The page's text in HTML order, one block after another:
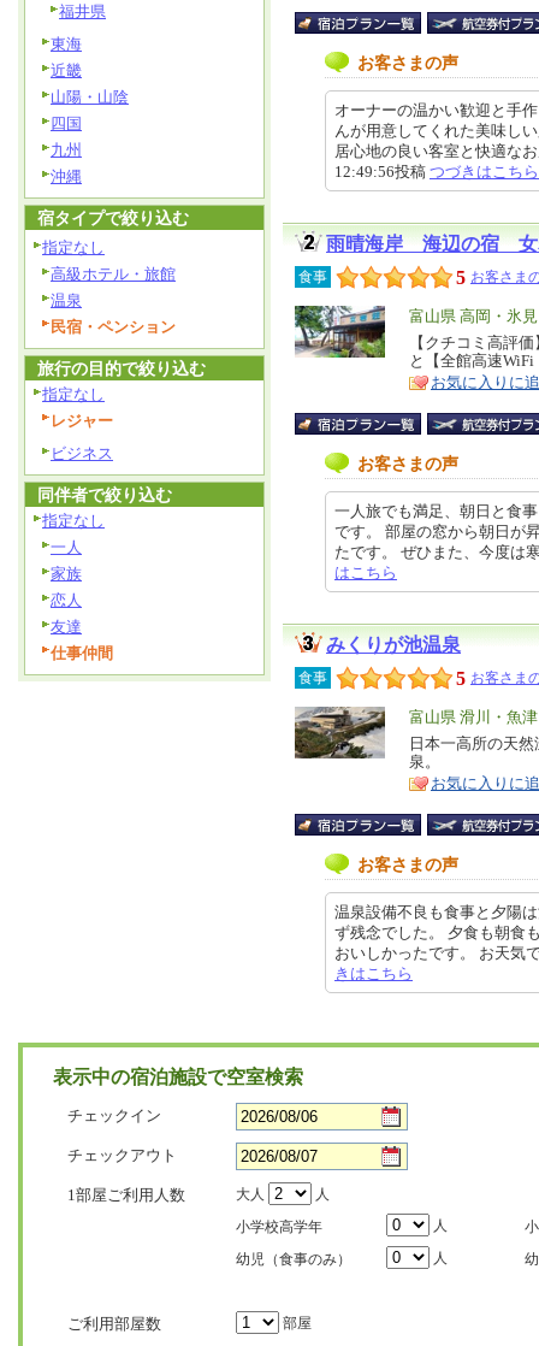
お客さまの声
オーナーの温かい歓迎と手
んが用意してくれた美味し
居心地の良い客室と快適な
12:49:56投稿 つづきはこちら
雨晴海岸 海辺の宿 女
食事 5 お客さま
エ
リ
ア
富山県 高岡・氷
特
徴
【クチコミ高評
と【全館高速
お気に入りに
お客さまの声
一人旅でも満足、朝日と食
です。 部屋の窓から朝日が
たです。 ぜひまた、今度
はこちら
みくりが池温泉
食事 5 お客さま
エ
リ
ア
富山県 滑川・魚
特
徴
日本一高所の天
泉。
お気に入りに
お客さまの声
温泉設備不良も食事と夕陽
ず残念でした。 夕食も朝食
おいしかったです。 お天
きはこちら
福井県
東海
近畿
山陽・山陰
四国
九州
沖縄
宿タイプで絞り込む
指定なし
高級ホテル・旅館
温泉
民宿・ペンション
旅行の目的で絞り込む
指定なし
レジャー
ビジネス
同伴者で絞り込む
指定なし
一人
家族
恋人
友達
仕事仲間
表示中の宿泊施設で空室検索
チェックイン
チェックアウト
1部屋ご利用人数 大人
人
小学校高学年
人
幼児（食事のみ）
人
ご利用部屋数 部屋